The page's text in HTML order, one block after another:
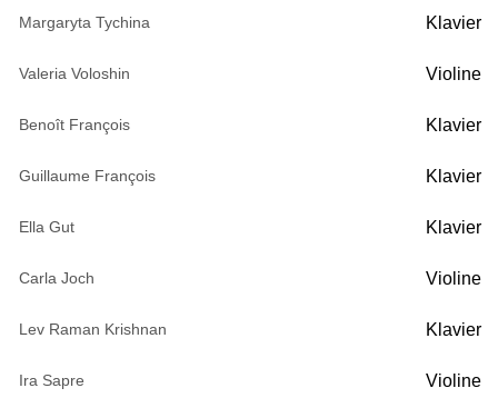
Margaryta Tychina Klavier
Valeria Voloshin Violine
Benoît François Klavier
Guillaume François Klavier
Ella Gut Klavier
Carla Joch Violine
Lev Raman Krishnan Klavier
Ira Sapre Violine